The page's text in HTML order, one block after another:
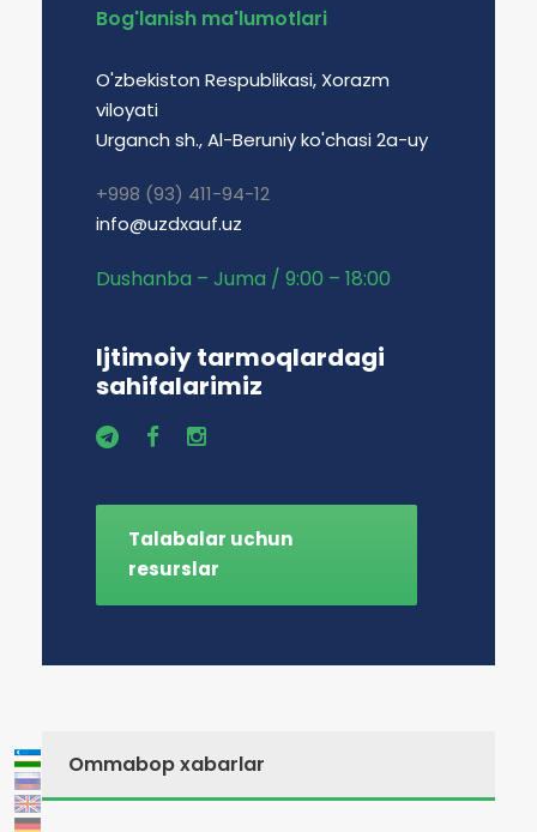
Bog'lanish ma'lumotlari
O'zbekiston Respublikasi, Xorazm
viloyati
Urganch sh., Al-Beruniy ko'chasi 2a-uy
+998 (93) 411-94-12
info@uzdxauf.uz
Dushanba – Juma / 9:00 – 18:00
Ijtimoiy tarmoqlardagi
sahifalarimiz
Talabalar uchun
resurslar
Ommabop xabarlar